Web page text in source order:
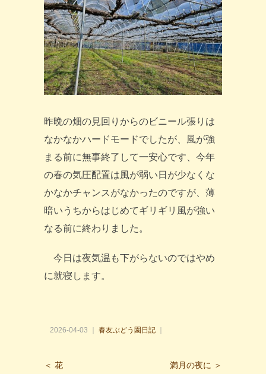
昨晩の畑の見回りからのビニール張りは
なかなかハードモードでしたが、風が強
まる前に無事終了して一安心です、今年
の春の気圧配置は風が弱い日が少なくな
かなかチャンスがなかったのですが、薄
暗いうちからはじめてギリギリ風が強い
なる前に終わりました。
今日は夜気温も下がらないのではやめ
に就寝します。
2026-04-03 ｜ 春友ぶどう園日記 ｜
＜ 花 満月の夜に ＞